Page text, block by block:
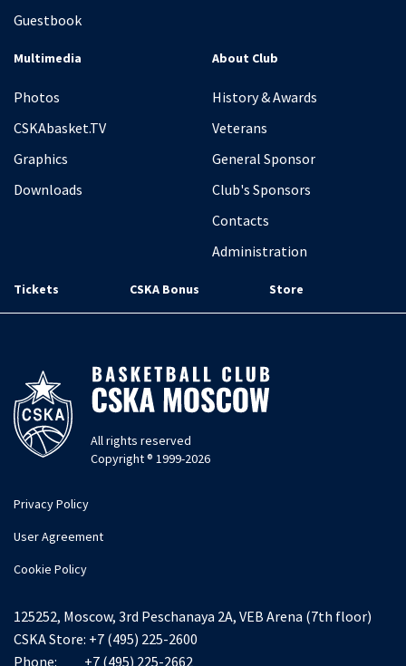
Guestbook
Multimedia
Photos
CSKAbasket.TV
Graphics
Downloads
About Club
History & Awards
Veterans
General Sponsor
Club's Sponsors
Contacts
Administration
Tickets CSKA Bonus Store
All rights reserved
Copyright ® 1999-2026
Privacy Policy
User Agreement
Cookie Policy
125252, Moscow, 3rd Peschanaya 2A, VEB Arena (7th floor)
CSKA Store: +7 (495) 225-2600
Phone:
+7 (495) 225-2662